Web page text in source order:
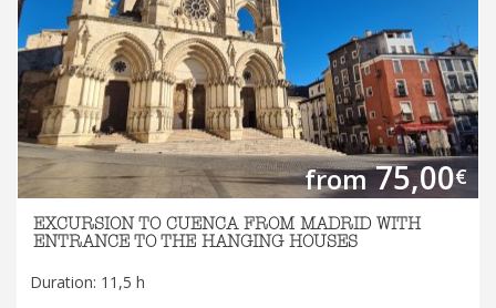
from75,00€
EXCURSION TO CUENCA FROM MADRID WITH
ENTRANCE TO THE HANGING HOUSES
Duration: 11,5 h